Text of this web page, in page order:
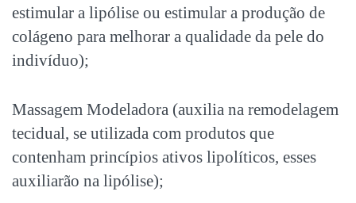
estimular a lipólise ou estimular a produção de
colágeno para melhorar a qualidade da pele do
indivíduo);
Massagem Modeladora (auxilia na remodelagem
tecidual, se utilizada com produtos que
contenham princípios ativos lipolíticos, esses
auxiliarão na lipólise);